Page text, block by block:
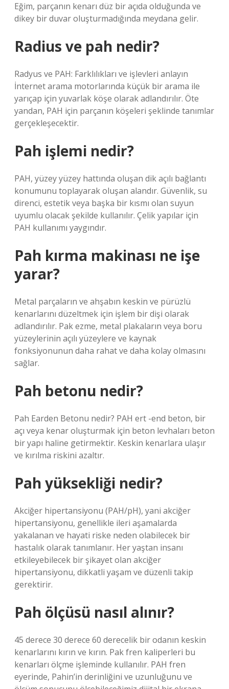
Eğim, parçanın kenarı düz bir açıda olduğunda ve
dikey bir duvar oluşturmadığında meydana gelir.
Radius ve pah nedir?
Radyus ve PAH: Farklılıkları ve işlevleri anlayın
İnternet arama motorlarında küçük bir arama ile
yarıçap için yuvarlak köşe olarak adlandırılır. Öte
yandan, PAH için parçanın köşeleri şeklinde tanımlar
gerçekleşecektir.
Pah işlemi nedir?
PAH, yüzey yüzey hattında oluşan dik açılı bağlantı
konumunu toplayarak oluşan alandır. Güvenlik, su
direnci, estetik veya başka bir kısmı olan suyun
uyumlu olacak şekilde kullanılır. Çelik yapılar için
PAH kullanımı yaygındır.
Pah kırma makinası ne işe
yarar?
Metal parçaların ve ahşabın keskin ve pürüzlü
kenarlarını düzeltmek için işlem bir dişi olarak
adlandırılır. Pak ezme, metal plakaların veya boru
yüzeylerinin açılı yüzeylere ve kaynak
fonksiyonunun daha rahat ve daha kolay olmasını
sağlar.
Pah betonu nedir?
Pah Earden Betonu nedir? PAH ert -end beton, bir
açı veya kenar oluşturmak için beton levhaları beton
bir yapı haline getirmektir. Keskin kenarlara ulaşır
ve kırılma riskini azaltır.
Pah yüksekliği nedir?
Akciğer hipertansiyonu (PAH/pH), yani akciğer
hipertansiyonu, genellikle ileri aşamalarda
yakalanan ve hayati riske neden olabilecek bir
hastalık olarak tanımlanır. Her yaştan insanı
etkileyebilecek bir şikayet olan akciğer
hipertansiyonu, dikkatli yaşam ve düzenli takip
gerektirir.
Pah ölçüsü nasıl alınır?
45 derece 30 derece 60 derecelik bir odanın keskin
kenarlarını kırın ve kırın. Pak fren kaliperleri bu
kenarları ölçme işleminde kullanılır. PAH fren
eyerinde, Pahin’in derinliğini ve uzunluğunu ve